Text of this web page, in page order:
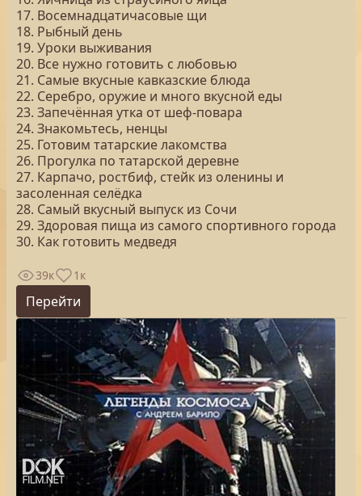
17. Восемнадцатичасовые щи
18. Рыбный день
19. Уроки выживания
20. Все нужно готовить с любовью
21. Самые вкусные кавказские блюда
22. Серебро, оружие и много вкусной еды
23. Запечённая утка от шеф-повара
24. Знакомьтесь, ненцы
25. Готовим татарские лакомства
26. Прогулка по татарской деревне
27. Карпачо, ростбиф, стейк из оленины и
засоленная селёдка
28. Самый вкусный выпуск из Сочи
29. Здоровая пища из самого спортивного города
30. Как готовить медведя
39к 1к
Перейти